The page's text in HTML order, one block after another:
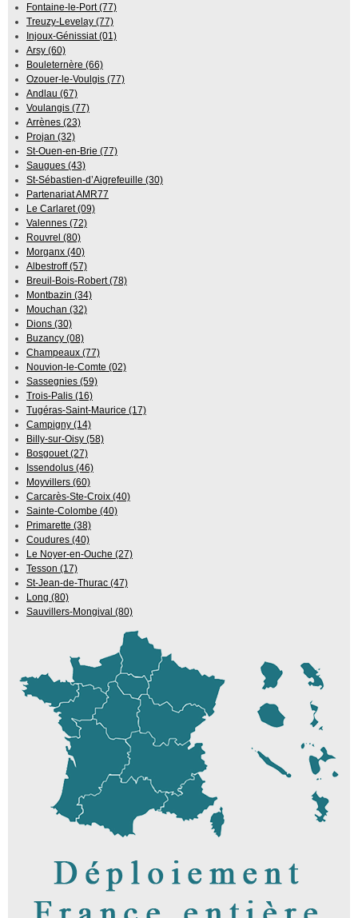
Fontaine-le-Port (77)
Treuzy-Levelay (77)
Injoux-Génissiat (01)
Arsy (60)
Bouleternère (66)
Ozouer-le-Voulgis (77)
Andlau (67)
Voulangis (77)
Arrènes (23)
Projan (32)
St-Ouen-en-Brie (77)
Saugues (43)
St-Sébastien-d’Aigrefeuille (30)
Partenariat AMR77
Le Carlaret (09)
Valennes (72)
Rouvrel (80)
Morganx (40)
Albestroff (57)
Breuil-Bois-Robert (78)
Montbazin (34)
Mouchan (32)
Dions (30)
Buzancy (08)
Champeaux (77)
Nouvion-le-Comte (02)
Sassegnies (59)
Trois-Palis (16)
Tugéras-Saint-Maurice (17)
Campigny (14)
Billy-sur-Oisy (58)
Bosgouet (27)
Issendolus (46)
Moyvillers (60)
Carcarès-Ste-Croix (40)
Sainte-Colombe (40)
Primarette (38)
Coudures (40)
Le Noyer-en-Ouche (27)
Tesson (17)
St-Jean-de-Thurac (47)
Long (80)
Sauvillers-Mongival (80)